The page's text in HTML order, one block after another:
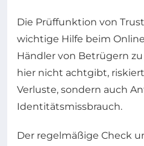
Die Prüffunktion von
wichtige Hilfe beim
Händler von Betrügern
hier nicht achtgibt,
Verluste, sondern auch
Identitätsmissbrauch.
Der regelmäßige Check